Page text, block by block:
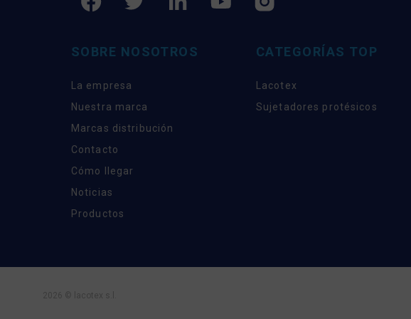
SOBRE NOSOTROS
La empresa
Nuestra marca
Marcas distribución
Contacto
Cómo llegar
Noticias
Productos
CATEGORÍAS TOP
Lacotex
Sujetadores protésicos